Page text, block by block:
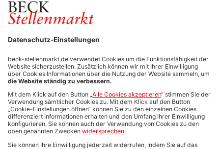
FÜR ARBEITGEBER
Stellenmarktpreise
Anzeigen-AGB
Media-Daten
Newsletteranmeldung
Produktübersicht
ALLGEMEIN
FAQs